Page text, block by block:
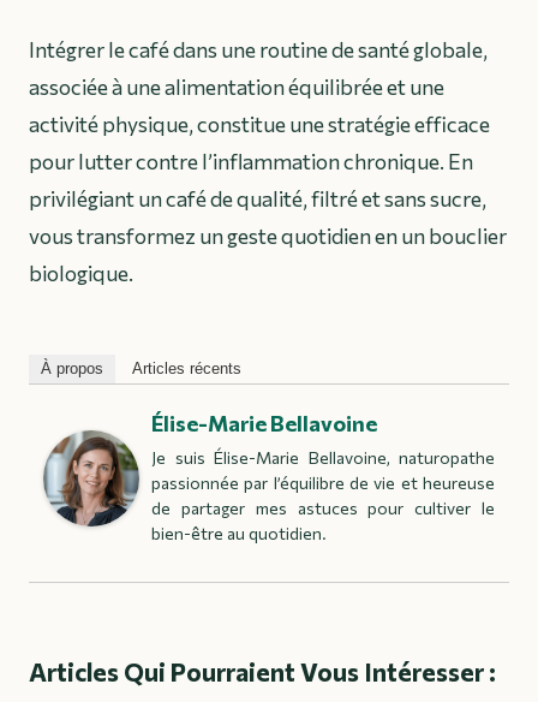
Intégrer le café dans une routine de santé globale,
associée à une alimentation équilibrée et une
activité physique, constitue une stratégie efficace
pour lutter contre l’inflammation chronique. En
privilégiant un café de qualité, filtré et sans sucre,
vous transformez un geste quotidien en un bouclier
biologique.
À propos Articles récents
Élise-Marie Bellavoine
Je suis Élise-Marie Bellavoine, naturopathe
passionnée par l’équilibre de vie et heureuse
de partager mes astuces pour cultiver le
bien-être au quotidien.
Articles Qui Pourraient Vous Intéresser :